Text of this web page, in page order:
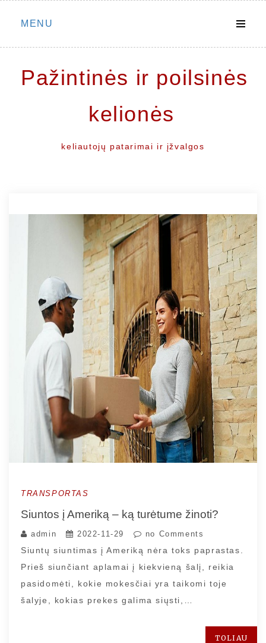
Skip
MENU
Pažintinės ir poilsinės
kelionės
keliautojų patarimai ir įžvalgos
TRANSPORTAS
Siuntos į Ameriką – ką turėtume žinoti?
admin 2022-11-29 no Comments
Siuntų siuntimas į Ameriką nėra toks paprastas.
Prieš siunčiant aplamai į kiekvieną šalį, reikia
pasidomėti, kokie mokesčiai yra taikomi toje
šalyje, kokias prekes galima siųsti,…
TOLIAU